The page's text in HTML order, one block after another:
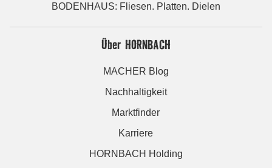
BODENHAUS: Fliesen. Platten. Dielen
Über HORNBACH
MACHER Blog
Nachhaltigkeit
Marktfinder
Karriere
HORNBACH Holding